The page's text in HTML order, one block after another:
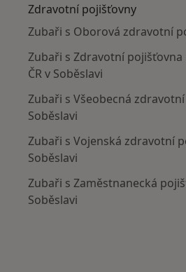
Zdravotní pojišťovny
Zubaři s Oborová zdravotní
Zubaři s Zdravotní
ČR v Soběslavi
Zubaři s Všeobecná
Soběslavi
Zubaři s Vojenská zdravotní
Soběslavi
Zubaři s Zaměstnanecká
Soběslavi